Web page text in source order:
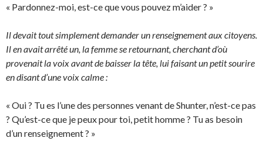
« Pardonnez-moi, est-ce que vous pouvez m’aider ? »
Il devait tout simplement demander un renseignement aux citoyens.
Il en avait arrêté un, la femme se retournant, cherchant d’où
provenait la voix avant de baisser la tête, lui faisant un petit sourire
en disant d’une voix calme :
« Oui ? Tu es l’une des personnes venant de Shunter, n’est-ce pas
? Qu’est-ce que je peux pour toi, petit homme ? Tu as besoin
d’un renseignement ? »